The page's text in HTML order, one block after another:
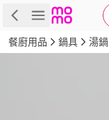
商品
餐廚用品 鍋具 湯鍋